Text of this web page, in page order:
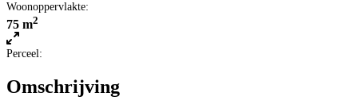
Woonoppervlakte:
75 m2
Perceel:
Omschrijving